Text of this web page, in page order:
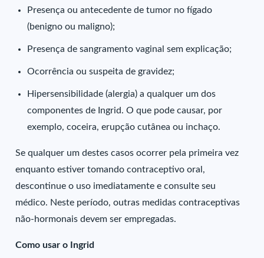
Presença ou antecedente de tumor no fígado
(benigno ou maligno);
Presença de sangramento vaginal sem explicação;
Ocorrência ou suspeita de gravidez;
Hipersensibilidade (alergia) a qualquer um dos
componentes de Ingrid. O que pode causar, por
exemplo, coceira, erupção cutânea ou inchaço.
Se qualquer um destes casos ocorrer pela primeira vez
enquanto estiver tomando contraceptivo oral,
descontinue o uso imediatamente e consulte seu
médico. Neste período, outras medidas contraceptivas
não-hormonais devem ser empregadas.
Como usar o Ingrid